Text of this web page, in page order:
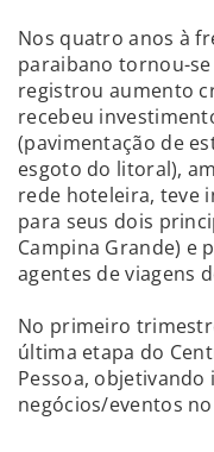
Nos quatro anos à
paraibano tornou-
registrou aumento
recebeu
(pavimentação de
esgoto do litoral),
rede hoteleira, teve
para seus dois
Campina Grande) e
agentes de viagens
No primeiro
última etapa do
Pessoa,
negócios/eventos